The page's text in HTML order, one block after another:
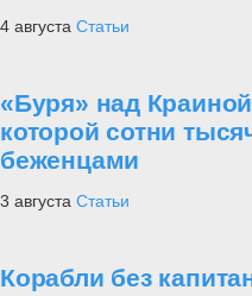
4 августа Статьи
«Буря» над
которой сотни
беженцами
3 августа Статьи
Корабли без